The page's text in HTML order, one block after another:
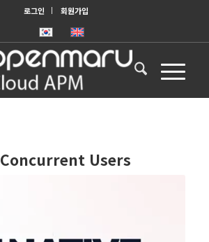
로그인 회원가입
Concurrent Users